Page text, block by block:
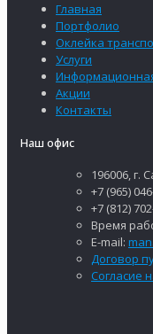
Главная
Портфолио
Оклейка
Услуги
Акции
Контакты
Наш офис
196006, г.
+7 (965)
+7 (812)
Время
E-mail:
Договор
Согласие